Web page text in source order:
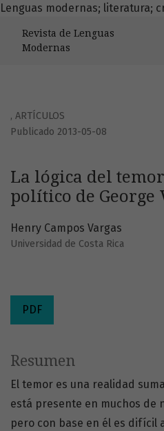
Lenguas modernas; literatura;
Revista de Lenguas
Modernas
, ARTÍCULOS
La lógica del
político de George
Publicado 2013-05-08
Henry Campos Vargas
Universidad de Costa Rica
PDF
Resumen
El temor es una realidad
está presente en muchos de
pero con base en él es difícil